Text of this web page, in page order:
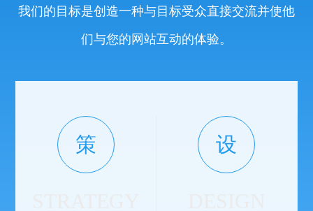
我们的目标是创造一种与目标受众直接交流并使他
们与您的网站互动的体验。
策 设